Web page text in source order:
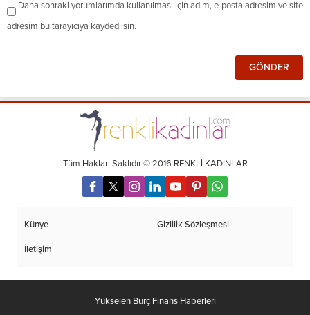
Daha sonraki yorumlarımda kullanılması için adım, e-posta adresim ve site
adresim bu tarayıcıya kaydedilsin.
Tüm Hakları Saklıdır © 2016 RENKLİ KADINLAR
Künye Gizlilik Sözleşmesi
İletişim
Yükselen Burç Finans Haberleri